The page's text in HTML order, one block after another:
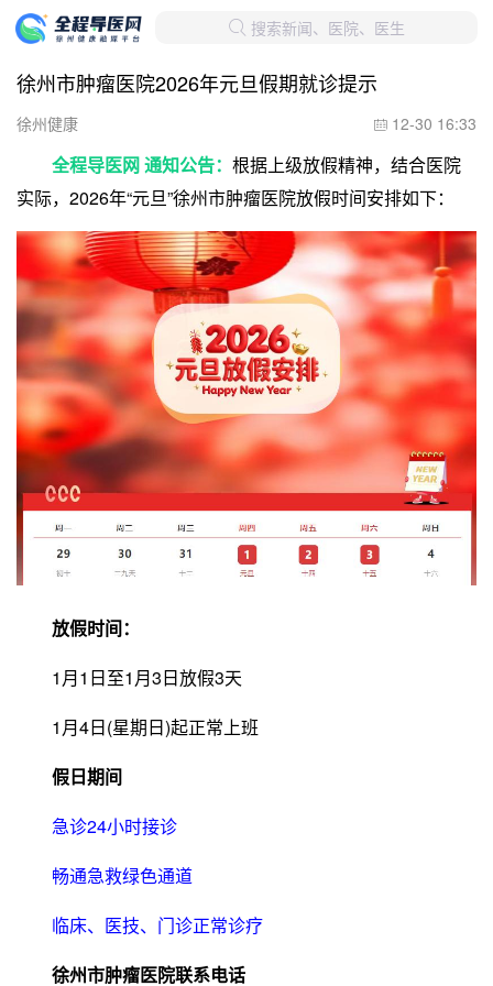
 搜索新闻、医院、医生
徐州市肿瘤医院2026年元旦假期就诊提示
徐州健康  12-30 16:33
全程导医网 通知公告： 根据上级放假精神，结合医院
实际，2026年“元旦”徐州市肿瘤医院放假时间安排如下：
放假时间：
1月1日至1月3日放假3天
1月4日(星期日)起正常上班
假日期间
急诊24小时接诊
畅通急救绿色通道
临床、医技、门诊正常诊疗
徐州市肿瘤医院联系电话